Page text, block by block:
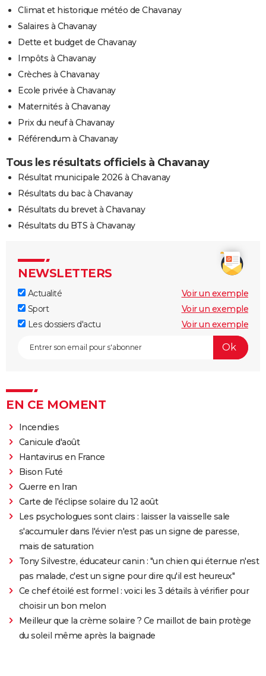
Climat et historique météo de Chavanay
Salaires à Chavanay
Dette et budget de Chavanay
Impôts à Chavanay
Crèches à Chavanay
Ecole privée à Chavanay
Maternités à Chavanay
Prix du neuf à Chavanay
Référendum à Chavanay
Tous les résultats officiels à Chavanay
Résultat municipale 2026 à Chavanay
Résultats du bac à Chavanay
Résultats du brevet à Chavanay
Résultats du BTS à Chavanay
NEWSLETTERS
Actualité
Voir un exemple
Sport
Voir un exemple
Les dossiers d'actu
Voir un exemple
EN CE MOMENT
Incendies
Canicule d'août
Hantavirus en France
Bison Futé
Guerre en Iran
Carte de l'éclipse solaire du 12 août
Les psychologues sont clairs : laisser la vaisselle sale
s'accumuler dans l'évier n'est pas un signe de paresse,
mais de saturation
Tony Silvestre, éducateur canin : "un chien qui éternue n'est
pas malade, c'est un signe pour dire qu'il est heureux"
Ce chef étoilé est formel : voici les 3 détails à vérifier pour
choisir un bon melon
Meilleur que la crème solaire ? Ce maillot de bain protège
du soleil même après la baignade